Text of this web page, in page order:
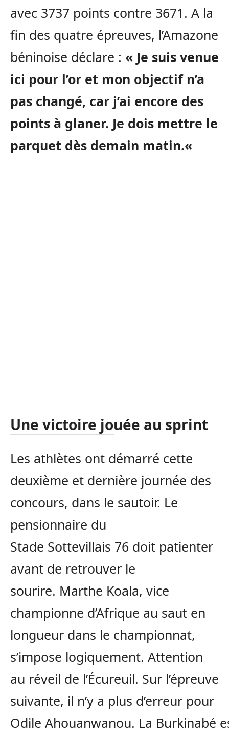
avec 3737 points contre 3671. A la
fin des quatre épreuves, l’Amazone
béninoise déclare : « Je suis venue
ici pour l’or et mon objectif n’a
pas changé, car j’ai encore des
points à glaner. Je dois mettre le
parquet dès demain matin.«
Une victoire jouée au sprint
Les athlètes ont démarré cette
deuxième et dernière journée des
concours, dans le sautoir. Le
pensionnaire du
Stade Sottevillais 76 doit patienter
avant de retrouver le
sourire. Marthe Koala, vice
championne d’Afrique au saut en
longueur dans le championnat,
s’impose logiquement. Attention
au réveil de l’Écureuil. Sur l’épreuve
suivante, il n’y a plus d’erreur pour
Odile Ahouanwanou. La Burkinabé